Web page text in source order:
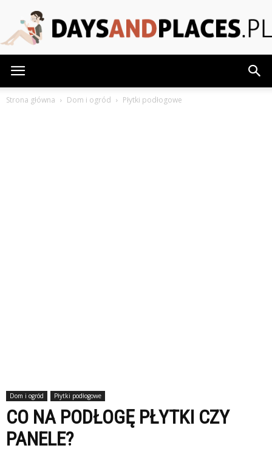
Strona główna Dom i ogród Płytki podłogowe
Dom i ogród Płytki podłogowe
CO NA PODŁOGĘ PŁYTKI CZY
PANELE?